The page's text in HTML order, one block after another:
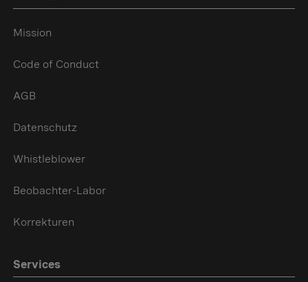
Mission
Code of Conduct
AGB
Datenschutz
Whistleblower
Beobachter-Labor
Korrekturen
Services